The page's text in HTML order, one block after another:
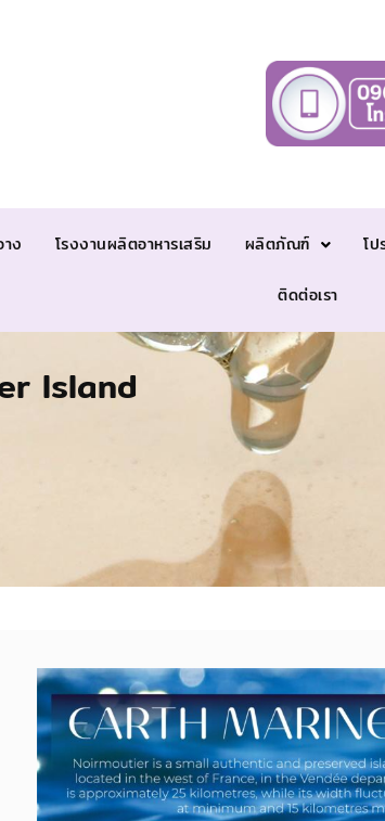
ง โรงงานผลิตอาหารเสริม ผลิตภัณฑ์ โป
ติดต่อเรา
Island